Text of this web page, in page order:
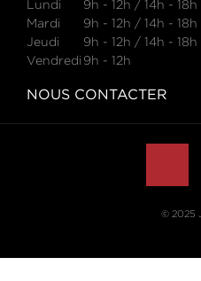
Lundi
9h - 12h / 14h - 18h
Mardi
9h - 12h / 14h - 18h
Jeudi
9h - 12h / 14h - 18h
Vendredi 9h - 12h
NOUS CONTACTER
© 2025